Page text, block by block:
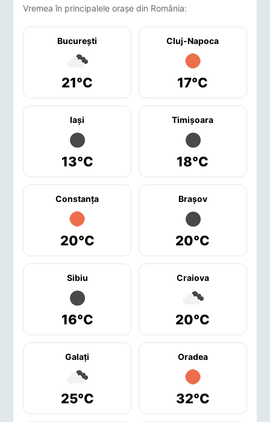
Vremea în principalele orașe din România:
București
21°C
Cluj-Napoca
17°C
Iaşi
13°C
Timişoara
18°C
Constanţa
20°C
Braşov
20°C
Sibiu
16°C
Craiova
20°C
Galaţi
25°C
Oradea
32°C